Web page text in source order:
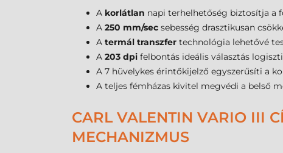
A korlátlan napi terhelhetőség biztosítja a
A 250 mm/sec sebesség drasztikusan
A termál transzfer technológia lehetővé
A 203 dpi felbontás ideális választás
A 7 hüvelykes érintőkijelző egyszerűsíti a
A teljes fémházas kivitel megvédi a belső
CARL VALENTIN VARIO III
MECHANIZMUS